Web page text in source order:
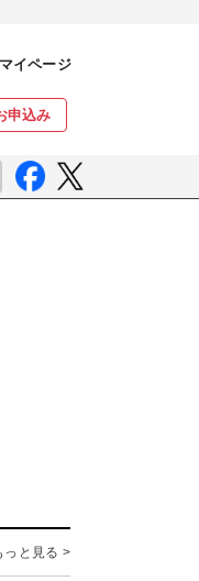
マイページ
申込み
っと見る >